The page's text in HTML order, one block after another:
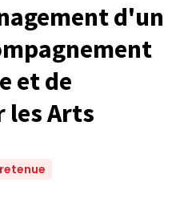
d'un
et de
les Arts